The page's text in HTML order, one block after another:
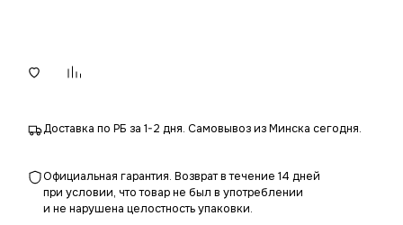
Доставка по РБ за 1-2 дня. Самовывоз из Минска сегодня.
Официальная гарантия. Возврат в течение 14 дней
при условии, что товар не был в употреблении
и не нарушена целостность упаковки.